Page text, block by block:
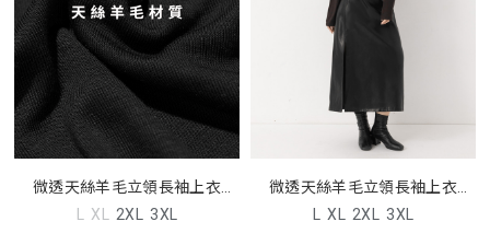
微透天絲羊毛立領長袖上衣
MUA
L XL 2XL 3XL
微透天絲羊毛立領長袖上衣
MUA
L XL 2XL 3XL